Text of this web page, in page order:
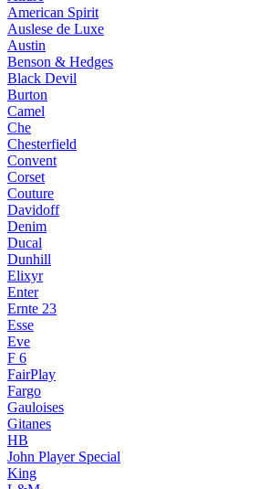
American Spirit
Auslese de Luxe
Austin
Benson & Hedges
Black Devil
Burton
Camel
Che
Chesterfield
Convent
Corset
Couture
Davidoff
Denim
Ducal
Dunhill
Elixyr
Enter
Ernte 23
Esse
Eve
F 6
FairPlay
Fargo
Gauloises
Gitanes
HB
John Player Special
King